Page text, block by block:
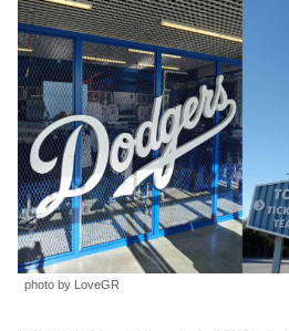
photo by LoveGR